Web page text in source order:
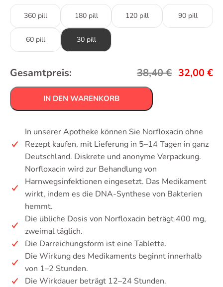
360 pill 180 pill 120 pill 90 pill
60 pill 30 pill
Gesamtpreis: 38,40€ 32,00€
IN DEN WARENKORB
In unserer Apotheke können Sie Norfloxacin ohne
Rezept kaufen, mit Lieferung in 5–14 Tagen in ganz
Deutschland. Diskrete und anonyme Verpackung.
Norfloxacin wird zur Behandlung von
Harnwegsinfektionen eingesetzt. Das Medikament
wirkt, indem es die DNA-Synthese von Bakterien
hemmt.
Die übliche Dosis von Norfloxacin beträgt 400 mg,
zweimal täglich.
Die Darreichungsform ist eine Tablette.
Die Wirkung des Medikaments beginnt innerhalb
von 1–2 Stunden.
Die Wirkdauer beträgt 12–24 Stunden.